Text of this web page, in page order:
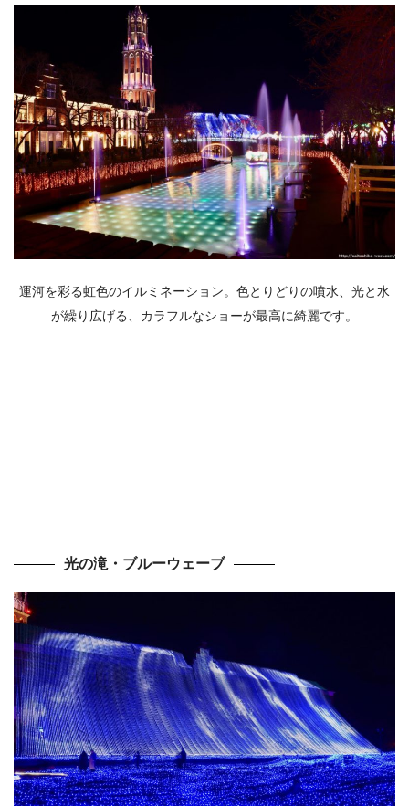
運河を彩る虹色のイルミネーション。色とりどりの噴水、光と水
が繰り広げる、カラフルなショーが最高に綺麗です。
光の滝・ブルーウェーブ